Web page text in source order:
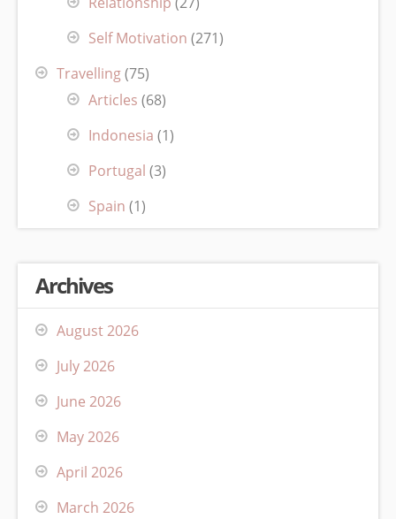
Self Motivation (271)
Travelling(75)
Articles (68)
Indonesia (1)
Portugal (3)
Spain (1)
Archives
August 2026
July 2026
June 2026
May 2026
April 2026
March 2026